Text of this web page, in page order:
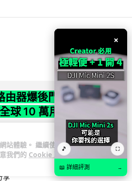
站體驗。 繼續使用
我們的 Cookie 政
由器爆後門 每 35 秒自
球 10 萬用家私隱堪憂
揭發中國智博通電子（Zbtlink）生產
門程式「Endlessdoors」（無盡... 閱
享
×
🎵 ⛶
📖 詳細評測 →